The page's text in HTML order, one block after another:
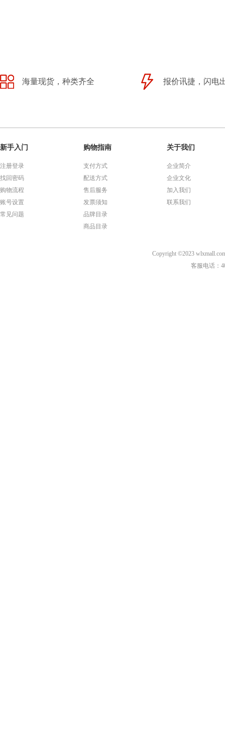
海量现货，种类齐全 报价讯捷，闪电
新手入门
注册登录
找回密码
购物流程
账号设置
常见问题
购物指南
支付方式
配送方式
售后服务
发票须知
品牌目录
商品目录
关于我们
企业简介
企业文化
加入我们
联系我们
Copyright ©2023
客服电话：